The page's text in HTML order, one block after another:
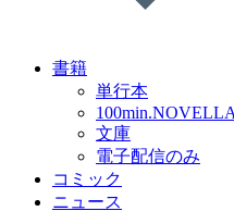
書籍
単行本
100min.NOVELLA
文庫
電子配信のみ
コミック
ニュース